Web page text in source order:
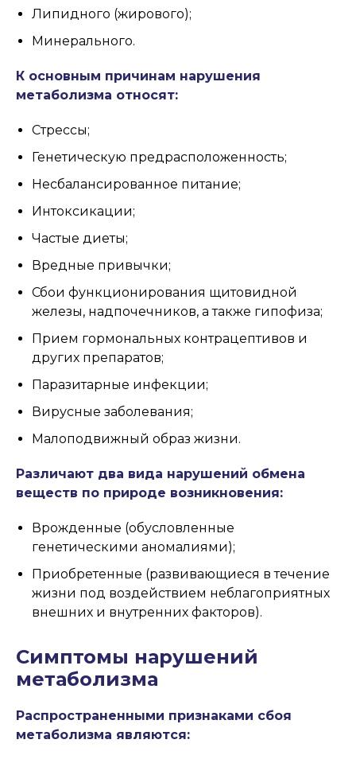
Липидного (жирового);
Минерального.
К основным причинам нарушения
метаболизма относят:
Стрессы;
Генетическую предрасположенность;
Несбалансированное питание;
Интоксикации;
Частые диеты;
Вредные привычки;
Сбои функционирования щитовидной
железы, надпочечников, а также гипофиза;
Прием гормональных контрацептивов и
других препаратов;
Паразитарные инфекции;
Вирусные заболевания;
Малоподвижный образ жизни.
Различают два вида нарушений обмена
веществ по природе возникновения:
Врожденные (обусловленные
генетическими аномалиями);
Приобретенные (развивающиеся в течение
жизни под воздействием неблагоприятных
внешних и внутренних факторов).
Симптомы нарушений
метаболизма
Распространенными признаками сбоя
метаболизма являются: